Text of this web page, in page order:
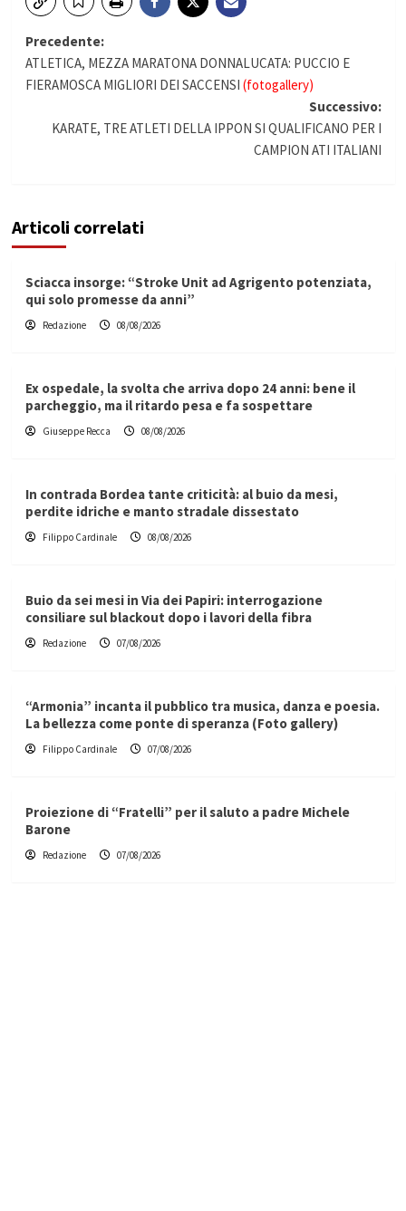
Navigazione
articolo
Precedente:
ATLETICA, MEZZA MARATONA DONNALUCATA: PUCCIO E
FIERAMOSCA MIGLIORI DEI SACCENSI (fotogallery)
Successivo:
KARATE, TRE ATLETI DELLA IPPON SI QUALIFICANO PER I
CAMPION ATI ITALIANI
Articoli correlati
Sciacca insorge: “Stroke Unit ad Agrigento potenziata,
qui solo promesse da anni”
Redazione 08/08/2026
Ex ospedale, la svolta che arriva dopo 24 anni: bene il
parcheggio, ma il ritardo pesa e fa sospettare
Giuseppe Recca 08/08/2026
In contrada Bordea tante criticità: al buio da mesi,
perdite idriche e manto stradale dissestato
Filippo Cardinale 08/08/2026
Buio da sei mesi in Via dei Papiri: interrogazione
consiliare sul blackout dopo i lavori della fibra
Redazione 07/08/2026
“Armonia” incanta il pubblico tra musica, danza e poesia.
La bellezza come ponte di speranza (Foto gallery)
Filippo Cardinale 07/08/2026
Proiezione di “Fratelli” per il saluto a padre Michele
Barone
Redazione 07/08/2026